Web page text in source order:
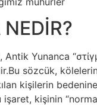
Antik Yunanca
sözcük,
kişilerin
işaret, kişinin